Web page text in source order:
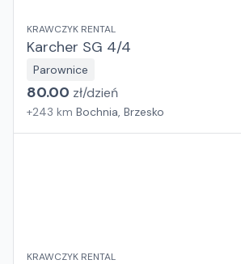
KRAWCZYK RENTAL
Karcher SG 4/4
Parownice
80.00 zł/dzień
+243 km Bochnia, Brzesko
KRAWCZYK RENTAL